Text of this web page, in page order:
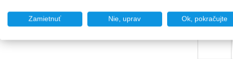
Zamietnuť Nie, uprav Ok, pokračujte